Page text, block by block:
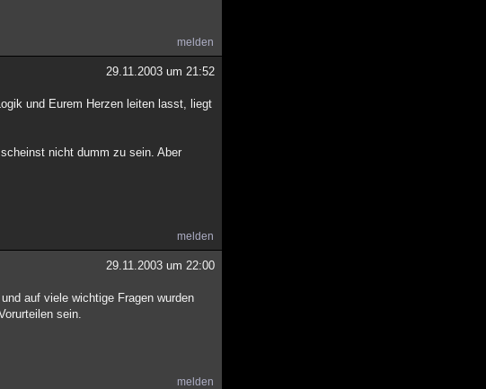
melden
29.11.2003 um 21:52
und Eurem Herzen leiten lasst, liegt
nicht dumm zu sein. Aber
melden
29.11.2003 um 22:00
auf viele wichtige Fragen wurden
sein.
melden